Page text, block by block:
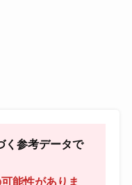
く参考データで
能性がありま